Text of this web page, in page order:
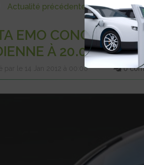
Actualité précédente
EMO CONCEPT –
À 20.000 $
par le 14 Jan 2012 à 00:00 0